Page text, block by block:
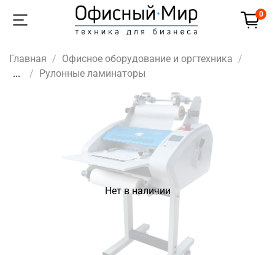
0
Главная
Офисное оборудование и оргтехника
...
Рулонные ламинаторы
Нет в наличии